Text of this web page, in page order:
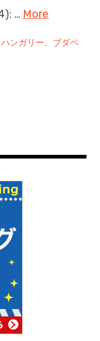
… More
ンガリー、ブダペ